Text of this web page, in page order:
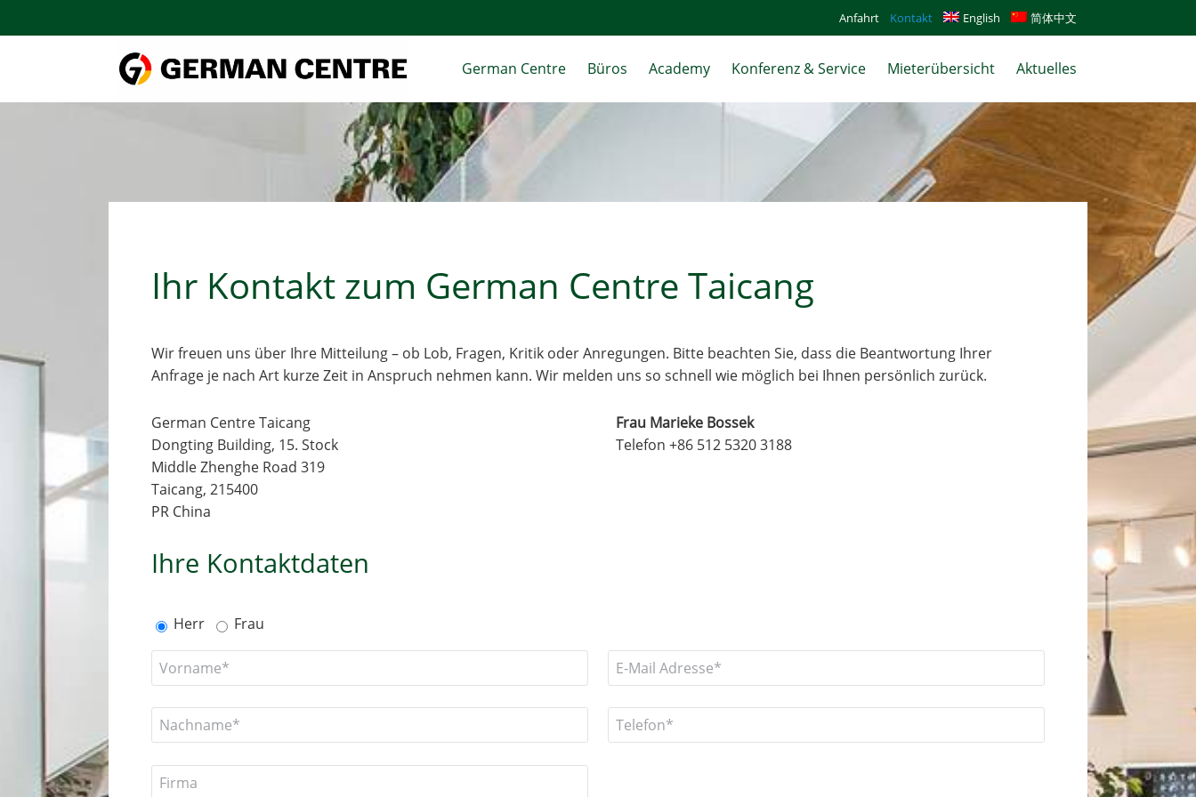
to
Anfahrt Kontakt English 简体中文
German Centre Büros Academy Konferenz & Service Mieterübersicht Aktuelles
Ihr Kontakt zum German Centre Taicang
Wir freuen uns über Ihre Mitteilung – ob Lob, Fragen, Kritik oder Anregungen. Bitte beachten Sie, dass die Beantwortung Ihrer
Anfrage je nach Art kurze Zeit in Anspruch nehmen kann. Wir melden uns so schnell wie möglich bei Ihnen persönlich zurück.
German Centre Taicang
Dongting Building, 15. Stock
Middle Zhenghe Road 319
Taicang, 215400
PR China
Frau Marieke Bossek
Telefon +86 512 5320 3188
Ihre Kontaktdaten
Herr Frau